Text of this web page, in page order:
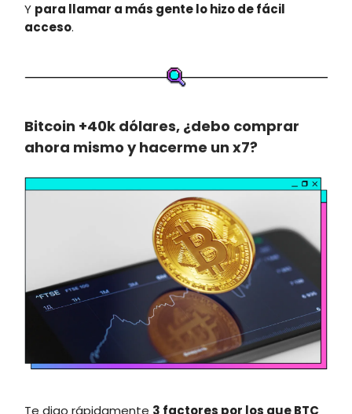
Y para llamar a más gente lo hizo de fácil
acceso.
Bitcoin +40k dólares, ¿debo comprar
ahora mismo y hacerme un x7?
Te digo rápidamente 3 factores por los que BTC